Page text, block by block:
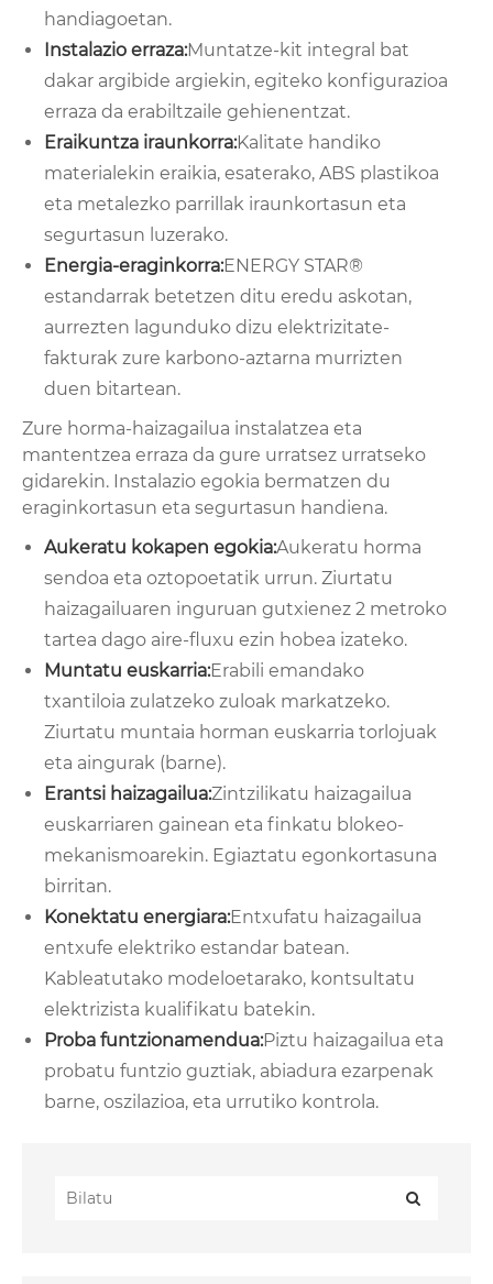
handiagoetan.
Instalazio erraza:Muntatze-kit integral bat
dakar argibide argiekin, egiteko konfigurazioa
erraza da erabiltzaile gehienentzat.
Eraikuntza iraunkorra:Kalitate handiko
materialekin eraikia, esaterako, ABS plastikoa
eta metalezko parrillak iraunkortasun eta
segurtasun luzerako.
Energia-eraginkorra:ENERGY STAR®
estandarrak betetzen ditu eredu askotan,
aurrezten lagunduko dizu elektrizitate-
fakturak zure karbono-aztarna murrizten
duen bitartean.
Zure horma-haizagailua instalatzea eta
mantentzea erraza da gure urratsez urratseko
gidarekin. Instalazio egokia bermatzen du
eraginkortasun eta segurtasun handiena.
Aukeratu kokapen egokia:Aukeratu horma
sendoa eta oztopoetatik urrun. Ziurtatu
haizagailuaren inguruan gutxienez 2 metroko
tartea dago aire-fluxu ezin hobea izateko.
Muntatu euskarria:Erabili emandako
txantiloia zulatzeko zuloak markatzeko.
Ziurtatu muntaia horman euskarria torlojuak
eta aingurak (barne).
Erantsi haizagailua:Zintzilikatu haizagailua
euskarriaren gainean eta finkatu blokeo-
mekanismoarekin. Egiaztatu egonkortasuna
birritan.
Konektatu energiara:Entxufatu haizagailua
entxufe elektriko estandar batean.
Kableatutako modeloetarako, kontsultatu
elektrizista kualifikatu batekin.
Proba funtzionamendua:Piztu haizagailua eta
probatu funtzio guztiak, abiadura ezarpenak
barne, oszilazioa, eta urrutiko kontrola.